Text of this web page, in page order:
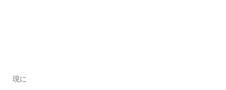
現に